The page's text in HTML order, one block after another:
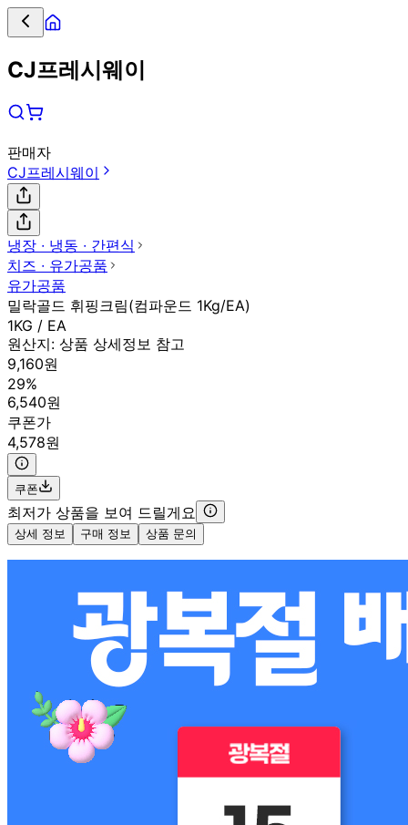
CJ프레시웨이
판매자
CJ프레시웨이
냉장 ∙ 냉동 ∙ 간편식
치즈 ∙ 유가공품
유가공품
밀락골드 휘핑크림(컴파운드 1Kg/EA)
1KG / EA
원산지: 상품 상세정보 참고
9,160원
29%
6,540원
쿠폰가
4,578원
쿠폰
최저가 상품을 보여 드릴게요
상세 정보 구매 정보 상품 문의